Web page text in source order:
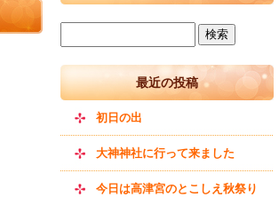
最近の投稿
初日の出
大神神社に行って来ました
今日は高津宮のとこしえ秋祭り